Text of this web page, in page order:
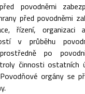
povodněmi
před povodněmi
řízení, organizaci
v průběhu
po
činnosti ostatních
orgány se